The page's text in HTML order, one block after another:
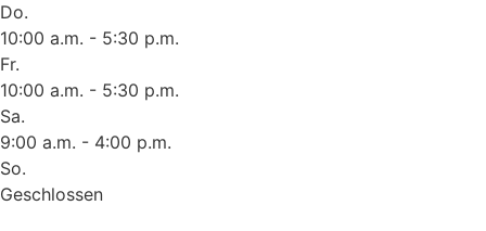
Do.
10:00 a.m. - 5:30 p.m.
Fr.
10:00 a.m. - 5:30 p.m.
Sa.
9:00 a.m. - 4:00 p.m.
So.
Geschlossen